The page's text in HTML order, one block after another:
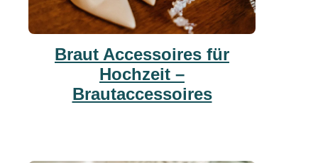
Braut Accessoires für
Hochzeit –
Brautaccessoires